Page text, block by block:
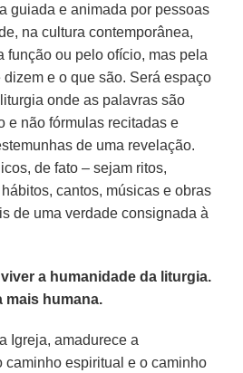
guiada e animada por pessoas
na cultura contemporânea,
função ou pelo ofício, mas pela
e o que são. Será espaço
onde as palavras são
e não fórmulas recitadas e
de uma revelação.
de fato – sejam ritos,
cantos, músicas e obras
de uma verdade consignada à
a humanidade da liturgia.
mais humana.
Igreja, amadurece a
caminho espiritual e o caminho